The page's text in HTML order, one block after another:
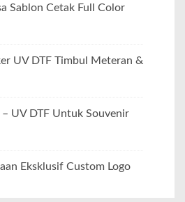
Sablon Cetak Full Color
UV DTF Timbul Meteran &
UV DTF Untuk Souvenir
Eksklusif Custom Logo